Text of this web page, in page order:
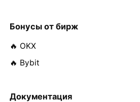
Бонусы от бирж
🔥 OKX
🔥 Bybit
Документация